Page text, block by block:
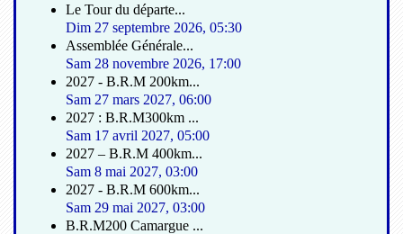
Le Tour du départe...
Dim 27 septembre 2026, 05:30
Assemblée Générale...
Sam 28 novembre 2026, 17:00
2027 - B.R.M 200km...
Sam 27 mars 2027, 06:00
2027 : B.R.M300km ...
Sam 17 avril 2027, 05:00
2027 – B.R.M 400km...
Sam 8 mai 2027, 03:00
2027 - B.R.M 600km...
Sam 29 mai 2027, 03:00
B.R.M200 Camargue ...